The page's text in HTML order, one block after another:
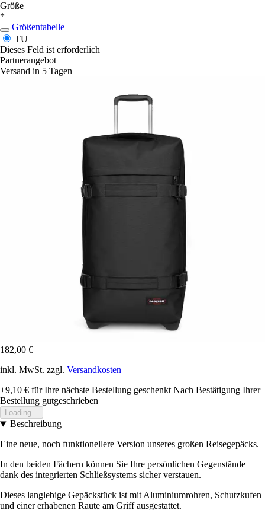
Größe
*
Größentabelle
TU
Dieses Feld ist erforderlich
Partnerangebot
Versand in 5 Tagen
182,00 €
inkl. MwSt. zzgl. Versandkosten
+9,10 € für Ihre nächste Bestellung geschenkt Nach Bestätigung Ihrer
Bestellung gutgeschrieben
Loading...
Beschreibung
Eine neue, noch funktionellere Version unseres großen Reisegepäcks.
In den beiden Fächern können Sie Ihre persönlichen Gegenstände
dank des integrierten Schließsystems sicher verstauen.
Dieses langlebige Gepäckstück ist mit Aluminiumrohren, Schutzkufen
und einer erhabenen Raute am Griff ausgestattet.